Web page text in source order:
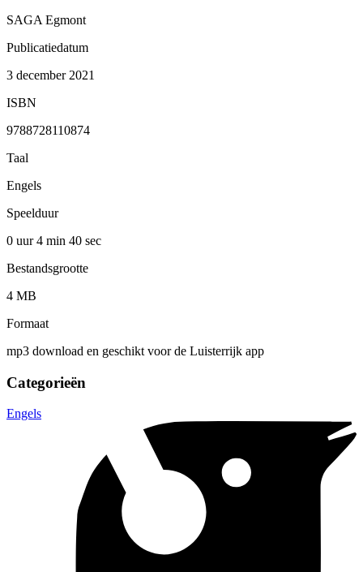
SAGA Egmont
Publicatiedatum
3 december 2021
ISBN
9788728110874
Taal
Engels
Speelduur
0 uur 4 min 40 sec
Bestandsgrootte
4 MB
Formaat
mp3 download en geschikt voor de Luisterrijk app
Categorieën
Engels